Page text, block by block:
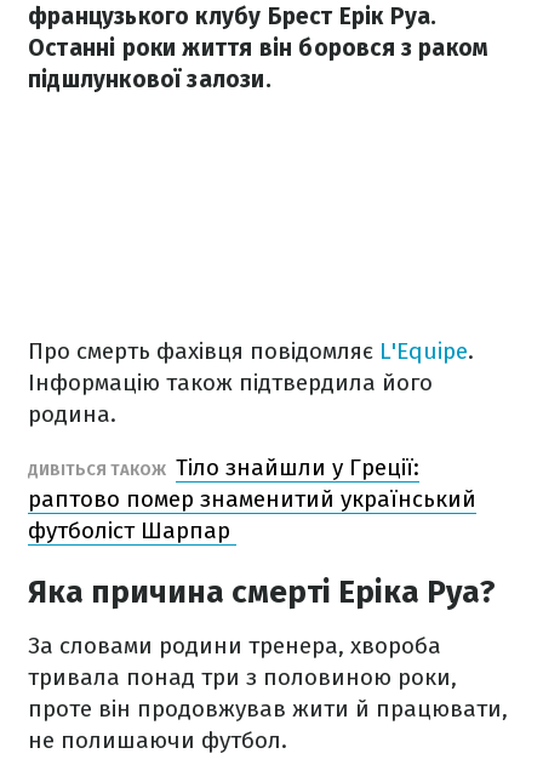
французького клубу Брест Ерік Руа.
Останні роки життя він боровся з раком
підшлункової залози.
Про смерть фахівця повідомляє L'Equipe.
Інформацію також підтвердила його
родина.
ДИВІТЬСЯ ТАКОЖ Тіло знайшли у Греції:
раптово помер знаменитий український
футболіст Шарпар
Яка причина смерті Еріка Руа?
За словами родини тренера, хвороба
тривала понад три з половиною роки,
проте він продовжував жити й працювати,
не полишаючи футбол.